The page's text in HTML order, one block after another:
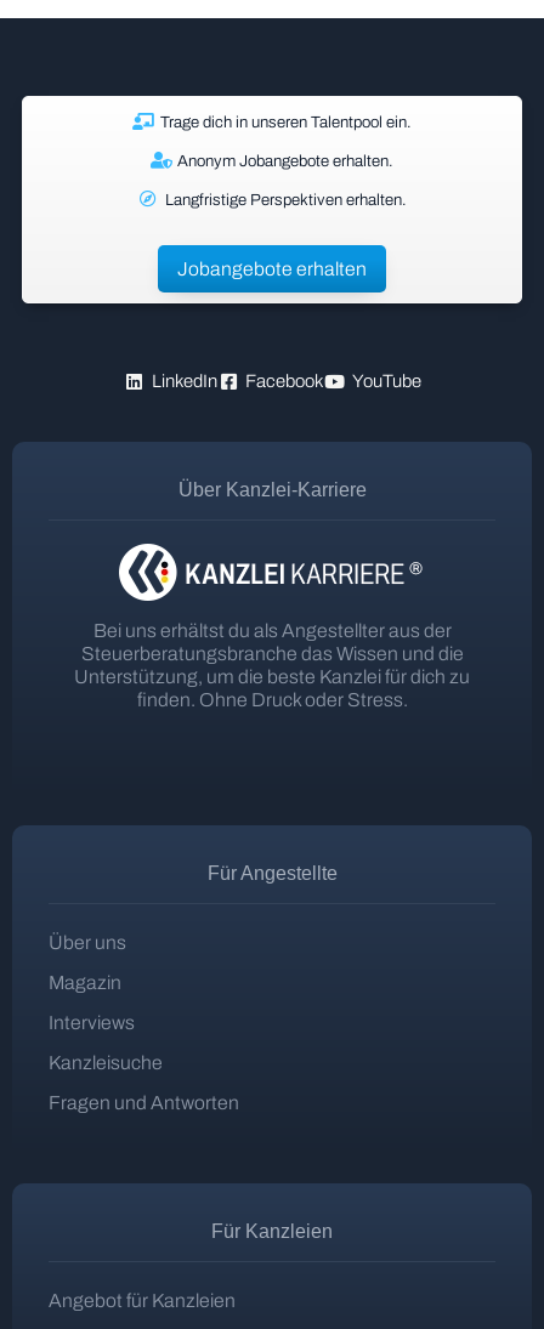
Trage dich in unseren Talentpool ein.
Anonym Jobangebote erhalten.
Langfristige Perspektiven erhalten.
Jobangebote erhalten
LinkedIn Facebook YouTube
Über Kanzlei-Karriere
Bei uns erhältst du als Angestellter aus der
Steuerberatungsbranche das Wissen und die
Unterstützung, um die beste Kanzlei für dich zu
finden. Ohne Druck oder Stress.
Für Angestellte
Über uns
Magazin
Interviews
Kanzleisuche
Fragen und Antworten
Für Kanzleien
Angebot für Kanzleien